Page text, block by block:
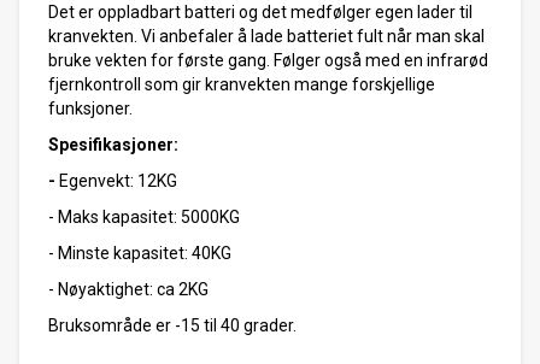
Det er oppladbart batteri og det medfølger egen lader til
kranvekten. Vi anbefaler å lade batteriet fult når man skal
bruke vekten for første gang. Følger også med en infrarød
fjernkontroll som gir kranvekten mange forskjellige
funksjoner.
Spesifikasjoner:
- Egenvekt: 12KG
- Maks kapasitet: 5000KG
- Minste kapasitet: 40KG
- Nøyaktighet: ca 2KG
Bruksområde er -15 til 40 grader.